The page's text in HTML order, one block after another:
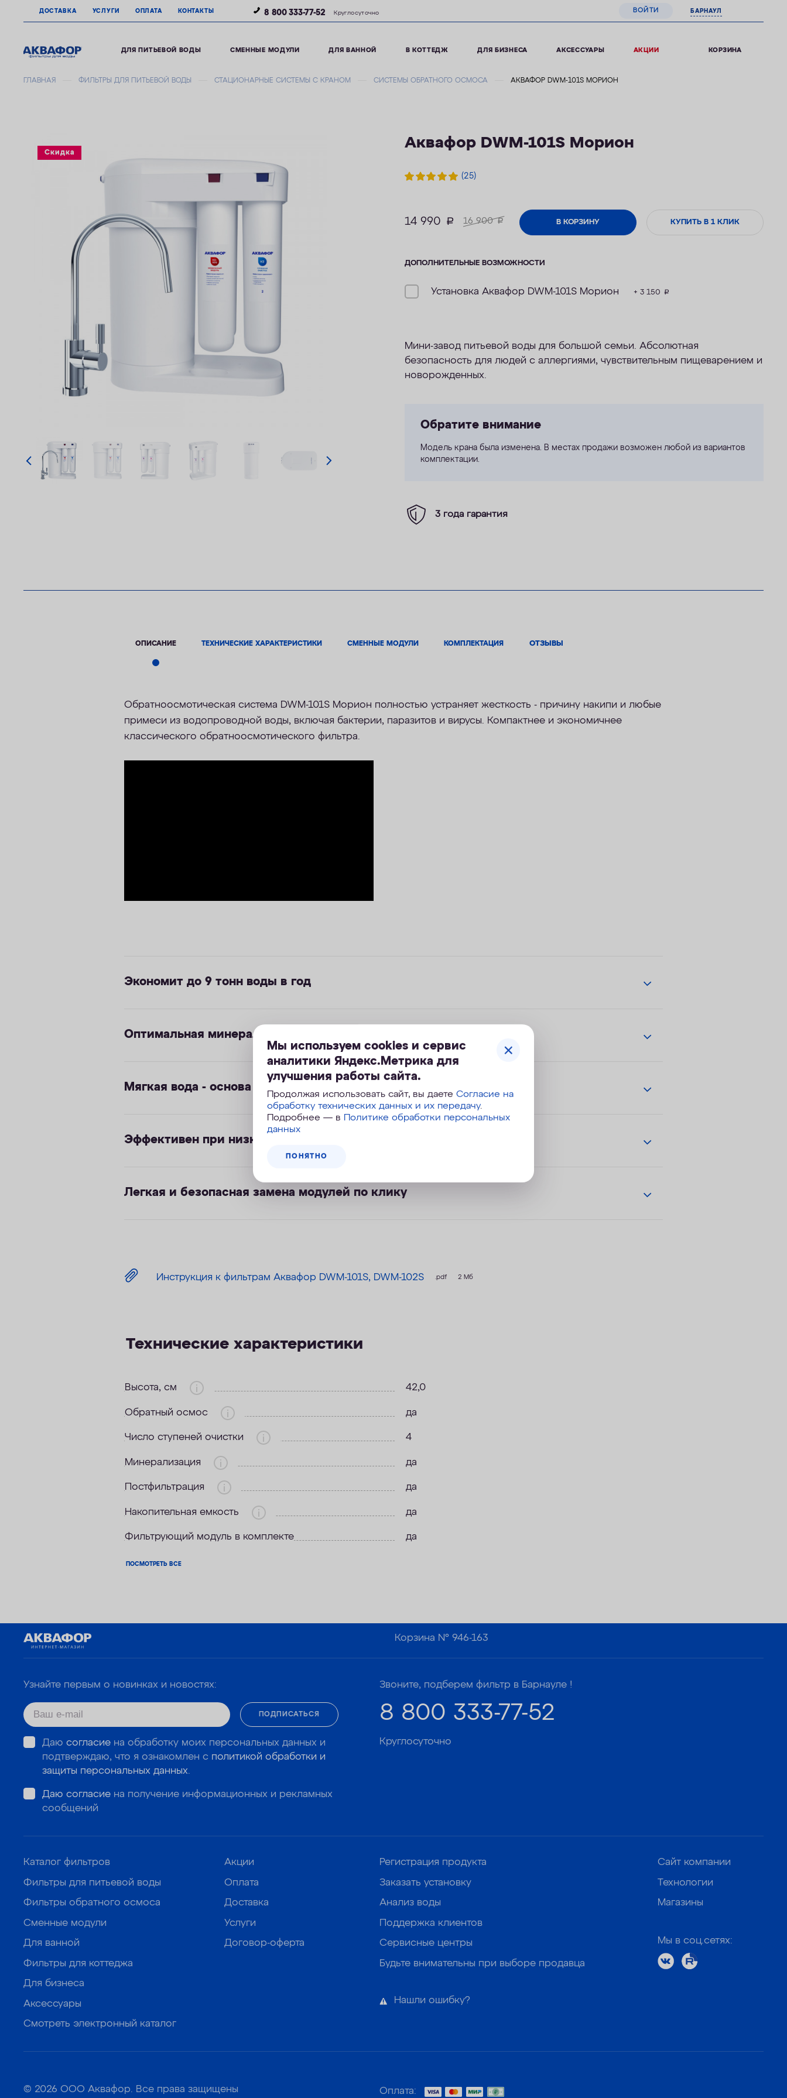
ДОСТАВКА УСЛУГИ ОПЛАТА КОНТАКТЫ 8 800 333-77-52 Круглосуточно ВОЙТИ БАРНАУЛ
ДЛЯ ПИТЬЕВОЙ ВОДЫ СМЕННЫЕ МОДУЛИ ДЛЯ ВАННОЙ В КОТТЕДЖ ДЛЯ БИЗНЕСА АКСЕССУАРЫ АКЦИИ КОРЗИНА
ГЛАВНАЯ ФИЛЬТРЫ ДЛЯ ПИТЬЕВОЙ ВОДЫ СТАЦИОНАРНЫЕ СИСТЕМЫ С КРАНОМ СИСТЕМЫ ОБРАТНОГО ОСМОСА АКВАФОР DWM-101S МОРИОН
Скидка
Аквафор DWM-101S Морион
(25)
14 990 руб. 16 900руб. В КОРЗИНУ КУПИТЬ В 1 КЛИК
ДОПОЛНИТЕЛЬНЫЕ ВОЗМОЖНОСТИ
Установка Аквафор DWM-101S Морион + 3 150 руб.
Мини-завод питьевой воды для большой семьи. Абсолютная
безопасность для людей с аллергиями, чувствительным пищеварением и
новорожденных.
Обратите внимание
Модель крана была изменена. В местах продажи возможен любой из вариантов
комплектации.
3 года гарантия
ОПИСАНИЕ ТЕХНИЧЕСКИЕ ХАРАКТЕРИСТИКИ СМЕННЫЕ МОДУЛИ КОМПЛЕКТАЦИЯ ОТЗЫВЫ
Обратноосмотическая система DWM-101S Морион полностью устраняет жесткость - причину накипи и любые
примеси из водопроводной воды, включая бактерии, паразитов и вирусы. Компактнее и экономичнее
классического обратноосмотического фильтра.
Экономит до 9 тонн воды в год
Оптимальная минерализация Mg и Ca
Мягкая вода - основа яркого вкуса блюд
Эффективен при низком давлении без электронасоса
Легкая и безопасная замена модулей по клику
Инструкция к фильтрам Аквафор DWM-101S, DWM-102S .pdf 2 Мб
Технические характеристики
Высота, см 42,0
Обратный осмос да
Число ступеней очистки 4
Минерализация да
Постфильтрация да
Накопительная емкость да
Фильтрующий модуль в комплекте да
ПОСМОТРЕТЬ ВСЕ
Мы используем cookies и сервис
аналитики Яндекс.Метрика для
улучшения работы сайта.
Продолжая использовать сайт, вы даете Согласие на
обработку технических данных и их передачу.
Подробнее — в
Политике обработки персональных
данных
ПОНЯТНО
Корзина №946-163
Узнайте первым о новинках и новостях:
ПОДПИСАТЬСЯ
Даю согласиена обработку моих персональных данных и
подтверждаю, что я ознакомлен с политикой обработки и
защиты персональных данных.
Даю согласиена получение информационных и рекламных
сообщений
Звоните, подберем фильтр в Барнауле !
8 800 333-77-52
Круглосуточно
Каталог фильтров
Фильтры для питьевой воды
Фильтры обратного осмоса
Сменные модули
Для ванной
Фильтры для коттеджа
Для бизнеса
Аксессуары
Смотреть электронный каталог
Акции
Оплата
Доставка
Услуги
Договор-оферта
Регистрация продукта
Заказать установку
Анализ воды
Поддержка клиентов
Сервисные центры
Будьте внимательны при выборе продавца
Нашли ошибку?
Сайт компании
Технологии
Магазины
Мы в соц.сетях:
© 2026 ООО Аквафор. Все права защищены Оплата: